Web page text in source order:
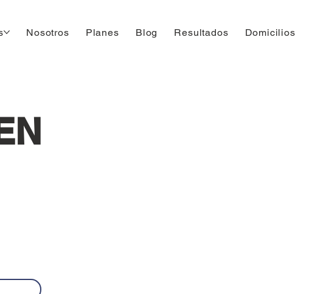
Nosotros Planes Blog Resultados Domicilios